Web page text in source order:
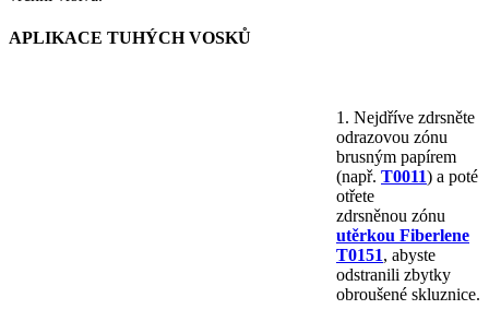
APLIKACE TUHÝCH VOSKŮ
1. Nejdříve zdrsněte
odrazovou zónu
brusným papírem
(např. T0011) a poté
otřete
zdrsněnou zónu
utěrkou Fiberlene
T0151, abyste
odstranili zbytky
obroušené skluznice.